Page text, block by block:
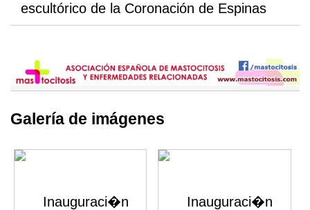
escultórico de la Coronación de Espinas
Galería de imágenes